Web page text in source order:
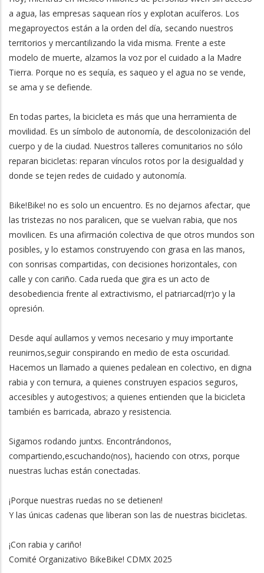
a agua, las empresas saquean ríos y explotan acuíferos. Los
megaproyectos están a la orden del día, secando nuestros
territorios y mercantilizando la vida misma. Frente a este
modelo de muerte, alzamos la voz por el cuidado a la Madre
Tierra. Porque no es sequía, es saqueo y el agua no se vende,
se ama y se defiende.
En todas partes, la bicicleta es más que una herramienta de
movilidad. Es un símbolo de autonomía, de descolonización del
cuerpo y de la ciudad. Nuestros talleres comunitarios no sólo
reparan bicicletas: reparan vínculos rotos por la desigualdad y
donde se tejen redes de cuidado y autonomía.
Bike!Bike! no es solo un encuentro. Es no dejarnos afectar, que
las tristezas no nos paralicen, que se vuelvan rabia, que nos
movilicen. Es una afirmación colectiva de que otros mundos son
posibles, y lo estamos construyendo con grasa en las manos,
con sonrisas compartidas, con decisiones horizontales, con
calle y con cariño. Cada rueda que gira es un acto de
desobediencia frente al extractivismo, el patriarcad(rr)o y la
opresión.
Desde aquí aullamos y vemos necesario y muy importante
reunirnos,seguir conspirando en medio de esta oscuridad.
Hacemos un llamado a quienes pedalean en colectivo, en digna
rabia y con ternura, a quienes construyen espacios seguros,
accesibles y autogestivos; a quienes entienden que la bicicleta
también es barricada, abrazo y resistencia.
Sigamos rodando juntxs. Encontrándonos,
compartiendo,escuchando(nos), haciendo con otrxs, porque
nuestras luchas están conectadas.
¡Porque nuestras ruedas no se detienen!
Y las únicas cadenas que liberan son las de nuestras bicicletas.
¡Con rabia y cariño!
Comité Organizativo BikeBike! CDMX 2025